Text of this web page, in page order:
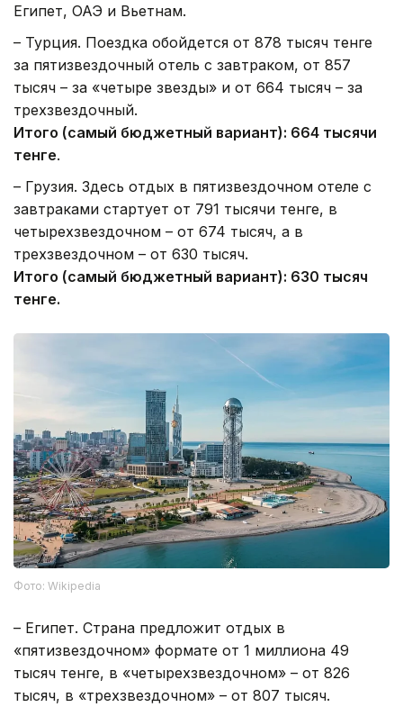
Египет, ОАЭ и Вьетнам.
– Турция. Поездка обойдется от 878 тысяч тенге
за пятизвездочный отель с завтраком, от 857
тысяч – за «четыре звезды» и от 664 тысяч – за
трехзвездочный.
Итого (самый бюджетный вариант): 664 тысячи
тенге.
– Грузия. Здесь отдых в пятизвездочном отеле с
завтраками стартует от 791 тысячи тенге, в
четырехзвездочном – от 674 тысяч, а в
трехзвездочном – от 630 тысяч.
Итого (самый бюджетный вариант): 630 тысяч
тенге.
Фото: Wikipedia
– Египет. Страна предложит отдых в
«пятизвездочном» формате от 1 миллиона 49
тысяч тенге, в «четырехзвездочном» – от 826
тысяч, в «трехзвездочном» – от 807 тысяч.